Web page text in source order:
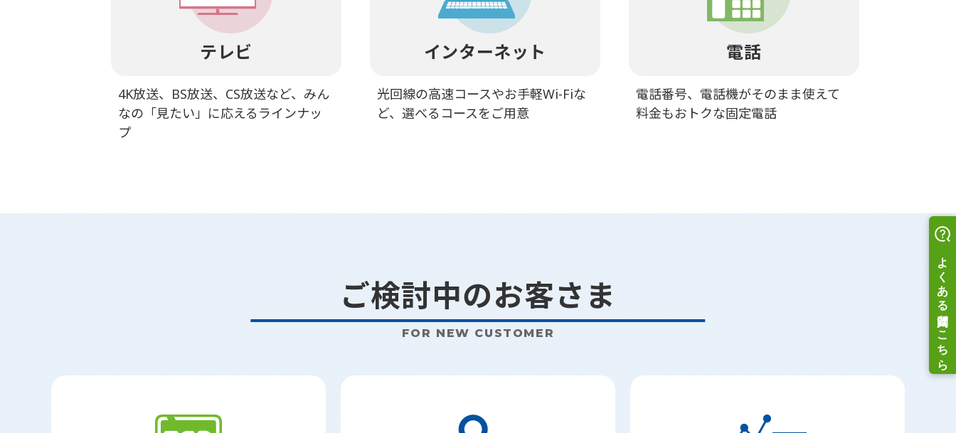
テレビ
4K放送、BS放送、CS放送など、みん
なの「見たい」に応えるラインナッ
プ
インターネット
光回線の高速コースやお手軽Wi-Fiな
ど、選べるコースをご用意
電話
電話番号、電話機がそのまま使えて
料金もおトクな固定電話
ご検討中のお客さま
FOR NEW CUSTOMER